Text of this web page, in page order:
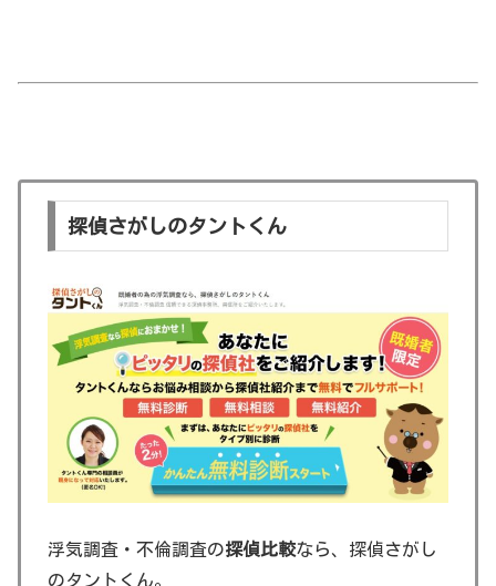
探偵さがしのタントくん
浮気調査・不倫調査の探偵比較なら、探偵さがし
のタントくん。